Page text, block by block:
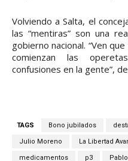
Volviendo a Salta, el
las “mentiras” son una
gobierno nacional. “Ven
comienzan las
confusiones en la gente”,
TAGS Bono jubilados
Julio Moreno La Libertad
medicamentos p3